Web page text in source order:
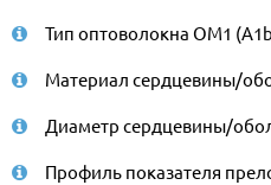
Тип оптоволокна ОМ1
Материал сердцевины/
Диаметр сердцевины/
Профиль показателя